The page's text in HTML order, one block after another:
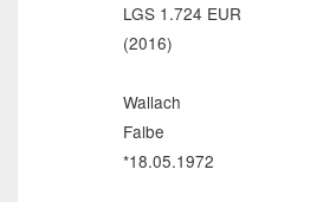
LGS 1.724 EUR
(2016)
Wallach
Falbe
*18.05.1972